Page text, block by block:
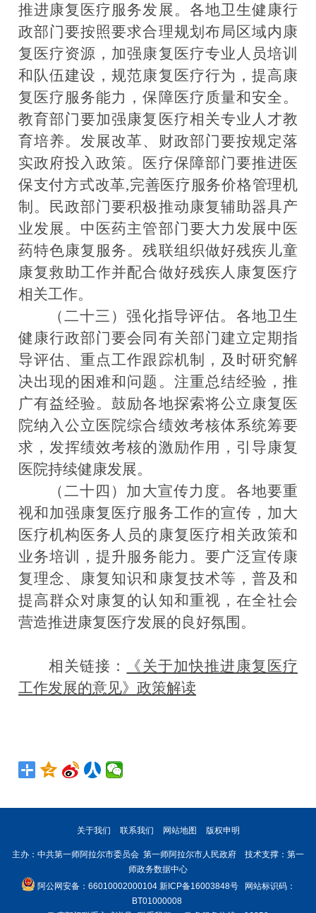
推进康复医疗服务发展。各地卫生健康行
政部门要按照要求合理规划布局区域内康
复医疗资源，加强康复医疗专业人员培训
和队伍建设，规范康复医疗行为，提高康
复医疗服务能力，保障医疗质量和安全。
教育部门要加强康复医疗相关专业人才教
育培养。发展改革、财政部门要按规定落
实政府投入政策。医疗保障部门要推进医
保支付方式改革,完善医疗服务价格管理机
制。民政部门要积极推动康复辅助器具产
业发展。中医药主管部门要大力发展中医
药特色康复服务。残联组织做好残疾儿童
康复救助工作并配合做好残疾人康复医疗
相关工作。
（二十三）强化指导评估。 各地卫生
健康行政部门要会同有关部门建立定期指
导评估、重点工作跟踪机制，及时研究解
决出现的困难和问题。注重总结经验，推
广有益经验。鼓励各地探索将公立康复医
院纳入公立医院综合绩效考核体系统筹要
求，发挥绩效考核的激励作用，引导康复
医院持续健康发展。
（二十四）加大宣传力度。 各地要重
视和加强康复医疗服务工作的宣传，加大
医疗机构医务人员的康复医疗相关政策和
业务培训，提升服务能力。要广泛宣传康
复理念、康复知识和康复技术等，普及和
提高群众对康复的认知和重视，在全社会
营造推进康复医疗发展的良好氛围。
相关链接：
《关于加快推进康复医疗
工作发展的意见》政策解读
关于我们 联系我们 网站地图 版权申明
主办：中共第一师阿拉尔市委员会 第一师阿拉尔市人民政府 技术支撑：第一
师政务数据中心
阿公网安备：66010002000104 新ICP备16003848号网站标识码：
BT01000008